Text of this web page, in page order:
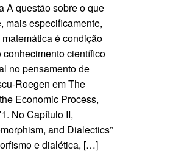
A questão sobre o que
mais especificamente,
é condição
conhecimento científico
no pensamento de
Roegen em The
Economic Process,
No Capítulo II,
and Dialectics”
e dialética, […]